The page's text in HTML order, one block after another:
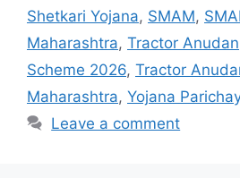
Shetkari Yojana, SMAM,
Maharashtra, Tractor Anudan
Scheme 2026, Tractor
Maharashtra, Yojana
Leave a comment